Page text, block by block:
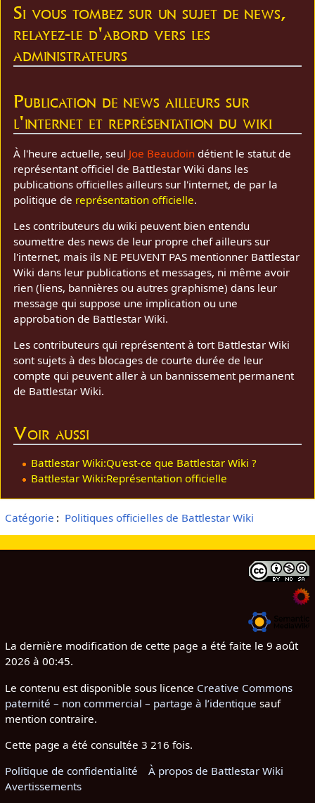
Si vous tombez sur un sujet de news,
relayez-le d'abord vers les
administrateurs
Publication de news ailleurs sur
l'internet et représentation du wiki
À l'heure actuelle, seul Joe Beaudoin détient le statut de
représentant officiel de Battlestar Wiki dans les
publications officielles ailleurs sur l'internet, de par la
politique de représentation officielle.
Les contributeurs du wiki peuvent bien entendu
soumettre des news de leur propre chef ailleurs sur
l'internet, mais ils NE PEUVENT PAS mentionner Battlestar
Wiki dans leur publications et messages, ni même avoir
rien (liens, bannières ou autres graphisme) dans leur
message qui suppose une implication ou une
approbation de Battlestar Wiki.
Les contributeurs qui représentent à tort Battlestar Wiki
sont sujets à des blocages de courte durée de leur
compte qui peuvent aller à un bannissement permanent
de Battlestar Wiki.
Voir aussi
Battlestar Wiki:Qu'est-ce que Battlestar Wiki ?
Battlestar Wiki:Représentation officielle
Catégorie : Politiques officielles de Battlestar Wiki
La dernière modification de cette page a été faite le 9 août
2026 à 00:45.
Le contenu est disponible sous licence Creative Commons
paternité – non commercial – partage à l’identique sauf
mention contraire.
Cette page a été consultée 3 216 fois.
Politique de confidentialité
À propos de Battlestar Wiki
Avertissements